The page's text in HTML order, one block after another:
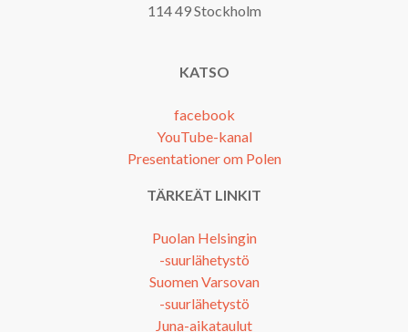
114 49 Stockholm
KATSO
facebook
YouTube-kanal
Presentationer om Polen
TÄRKEÄT LINKIT
Puolan Helsingin
-suurlähetystö
Suomen Varsovan
-suurlähetystö
Juna-aikataulut